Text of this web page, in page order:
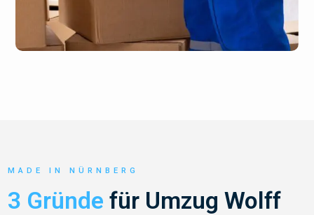
MADE IN NÜRNBERG
3 Gründe für Umzug Wolff